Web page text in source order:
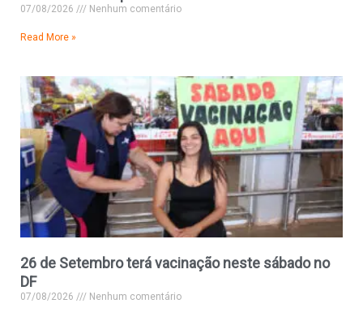
07/08/2026 Nenhum comentário
Read More »
26 de Setembro terá vacinação neste sábado no
DF
07/08/2026 Nenhum comentário